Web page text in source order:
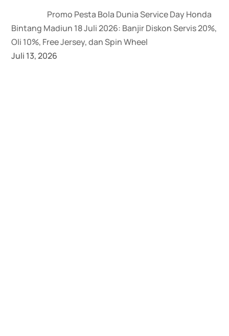
Promo Pesta Bola Dunia Service Day Honda
Bintang Madiun 18 Juli 2026: Banjir Diskon Servis 20%,
Oli 10%, Free Jersey, dan Spin Wheel
Juli 13, 2026